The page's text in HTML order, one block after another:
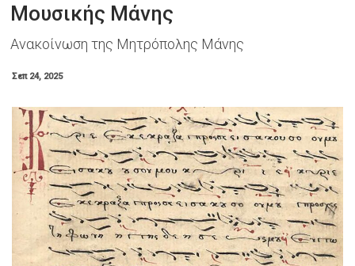
Μουσικής Μάνης
Ανακοίνωση της Μητρόπολης Μάνης
Σεπ 24, 2025